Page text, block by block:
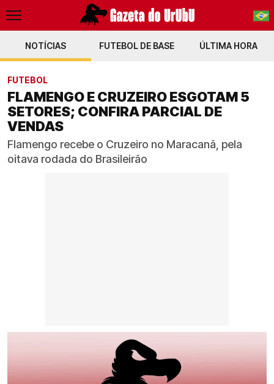
PT-BR
NOTÍCIAS FUTEBOL DE BASE ÚLTIMA HORA
FUTEBOL
FLAMENGO E CRUZEIRO ESGOTAM 5
SETORES; CONFIRA PARCIAL DE
VENDAS
Flamengo recebe o Cruzeiro no Maracanã, pela
oitava rodada do Brasileirão